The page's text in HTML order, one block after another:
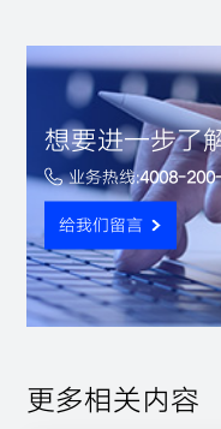
想要进一步了
业务热线:4008-
给我们留言
更多相关内容